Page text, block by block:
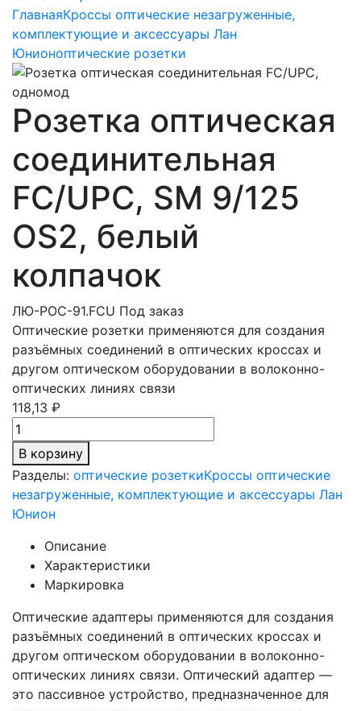
ГлавнаяКроссы оптические незагруженные,
комплектующие и аксессуары Лан
Юнионоптические розетки
Розетка оптическая
соединительная
FC/UPC, SM 9/125
OS2, белый
колпачок
ЛЮ-РОС-91.FCU Под заказ
Оптические розетки применяются для создания
разъёмных соединений в оптических кроссах и
другом оптическом оборудовании в волоконно-
оптических линиях связи
118,13 ₽
В корзину
Разделы: оптические розеткиКроссы оптические
незагруженные, комплектующие и аксессуары Лан
Юнион
Описание
Характеристики
Маркировка
Оптические адаптеры применяются для создания
разъёмных соединений в оптических кроссах и
другом оптическом оборудовании в волоконно-
оптических линиях связи. Оптический адаптер —
это пассивное устройство, предназначенное для